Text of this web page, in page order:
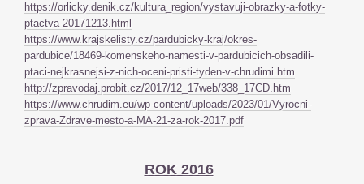
https://orlicky.denik.cz/kultura_region/vystavuji-obrazky-a-fotky-
ptactva-20171213.html
https://www.krajskelisty.cz/pardubicky-kraj/okres-
pardubice/18469-komenskeho-namesti-v-pardubicich-obsadili-
ptaci-nejkrasnejsi-z-nich-oceni-pristi-tyden-v-chrudimi.htm
http://zpravodaj.probit.cz/2017/12_17web/338_17CD.htm
https://www.chrudim.eu/wp-content/uploads/2023/01/Vyrocni-
zprava-Zdrave-mesto-a-MA-21-za-rok-2017.pdf
ROK 2016